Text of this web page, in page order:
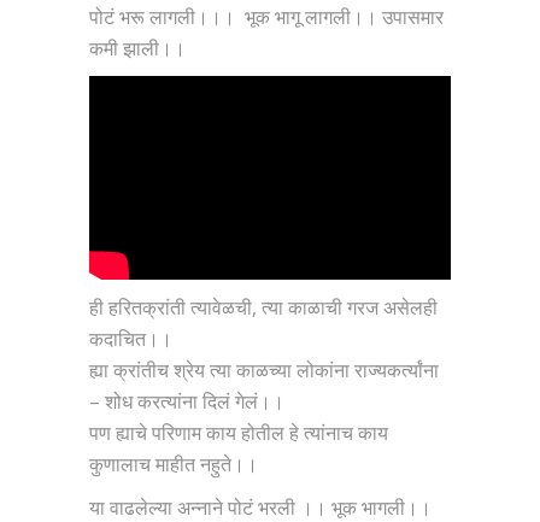
पोटं भरू लागली।।। भूक भागू लागली।। उपासमार
कमी झाली।।
ही हरितक्रांती त्यावेळची, त्या काळाची गरज असेलही
कदाचित।।
ह्या क्रांतीच श्रेय त्या काळच्या लोकांना राज्यकर्त्यांना
– शोध करत्यांना दिलं गेलं।।
पण ह्याचे परिणाम काय होतील हे त्यांनाच काय
कुणालाच माहीत नहुते।।
या वाढलेल्या अन्नाने पोटं भरली ।। भूक भागली।।